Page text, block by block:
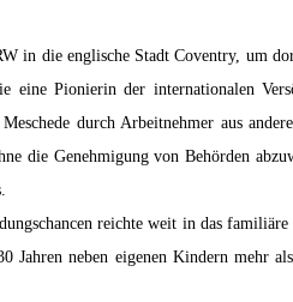
in die englische Stadt Coventry, um
Pionierin der internationalen
durch Arbeitnehmer aus
die Genehmigung von Behörden
reichte weit in das
neben eigenen Kindern mehr